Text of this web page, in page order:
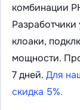
комбинации
клоаки,
мощности.
7 дней. Для
скидка 5%.